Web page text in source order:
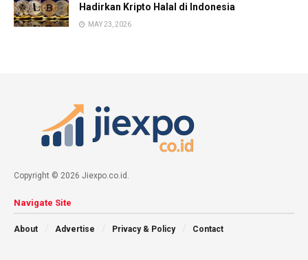
Hadirkan Kripto Halal di Indonesia
MAY 23, 2026
Copyright © 2026 Jiexpo.co.id.
Navigate Site
About Advertise Privacy & Policy Contact